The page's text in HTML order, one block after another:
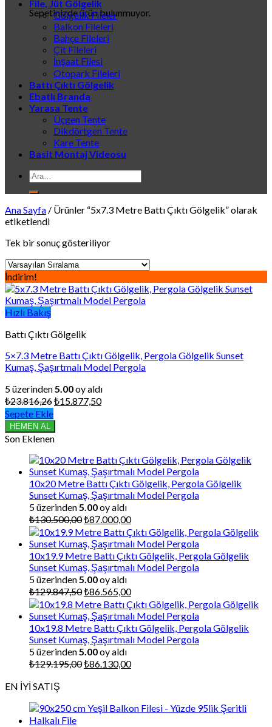
Sepetinizde ürün bulunmuyor.
File, Jüt Gölgelik
Gölgelik Fileler
Balkon Fileleri
Bahçe Fileleri
Çit Fileleri
İnşaat Filesi
Otopark Fileleri
Battı Çıktı Gölgelik
Ebatlı Branda
Yarasa Tente
Üçgen Tente
Dikdörtgen Tente
Kare Tente
Basit Montaj Videosu
Ara:
Ana Sayfa / Ürünler “5x7.3 Metre Battı Çıktı Gölgelik” olarak
etiketlendi
Tek bir sonuç gösteriliyor
İndirim!
Hızlı Bakış
Battı Çıktı Gölgelik
5×7.3 Metre Battı Çıktı Gölgelik, Pergola Gölgelik Sunset
Kumaş, Şaşırtmalı Model Pergola
5 üzerinden5.00oy aldı
₺23.816,26Orijinal
₺23.816,26.
₺15.877,50Şu
Sepete Ekle
HEMEN AL
Son Eklenen
10x20 Metre Battı Çıktı Gölgelik, Pergola Gölgelik
Sunset Kumaş, Şaşırtmalı Model Pergola
5 üzerinden5.00oy aldı
₺130.500,00Orijinal
fiyat:
₺130.500,00.
₺87.000,00Şu
andaki
fiyat:
₺87.000,00.
10x19.9 Metre Battı Çıktı Gölgelik, Pergola Gölgelik
Sunset Kumaş, Şaşırtmalı Model Pergola
5 üzerinden5.00oy aldı
₺129.847,50Orijinal
fiyat:
₺129.847,50.
₺86.565,00Şu
andaki
fiyat:
₺86.565,00.
10x19.8 Metre Battı Çıktı Gölgelik, Pergola Gölgelik
Sunset Kumaş, Şaşırtmalı Model Pergola
5 üzerinden5.00oy aldı
₺129.195,00Orijinal
₺86.130,00Şu
EN İYİ SATIŞ